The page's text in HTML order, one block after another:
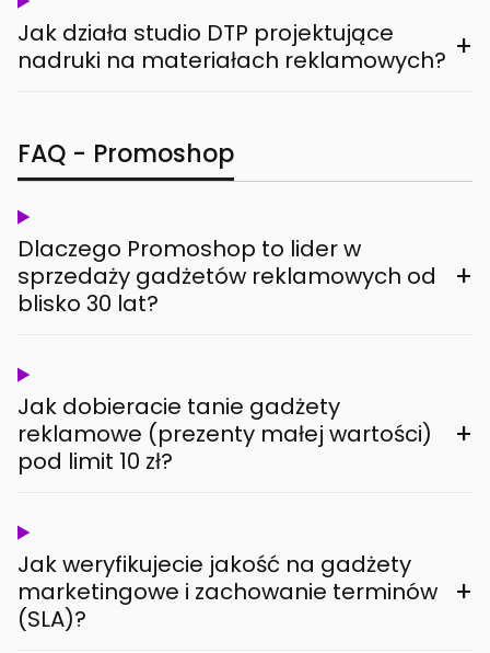
Jak działa studio DTP projektujące
nadruki na materiałach reklamowych? +
FAQ - Promoshop
Dlaczego Promoshop to lider w
sprzedaży gadżetów reklamowych od
blisko 30 lat?
+
Jak dobieracie tanie gadżety
reklamowe (prezenty małej wartości)
pod limit 10 zł?
+
Jak weryfikujecie jakość na gadżety
marketingowe i zachowanie terminów
(SLA)?
+